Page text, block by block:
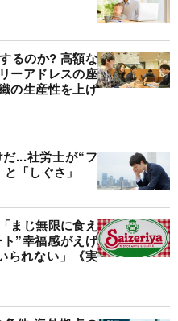
るのか? 高額な
ーアドレスの座
の生産性を上げ
...社労士が“フ
「しぐさ」
まじ無限に食え
”幸福感がえげ
られない」《実